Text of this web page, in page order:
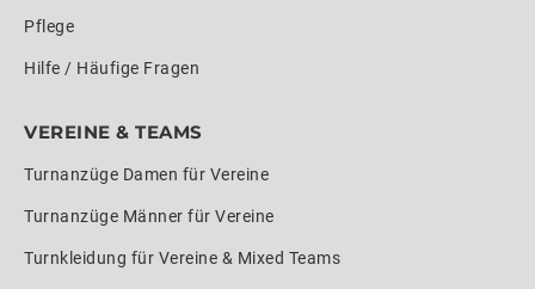
Pflege
Hilfe / Häufige Fragen
VEREINE & TEAMS
Turnanzüge Damen für Vereine
Turnanzüge Männer für Vereine
Turnkleidung für Vereine & Mixed Teams